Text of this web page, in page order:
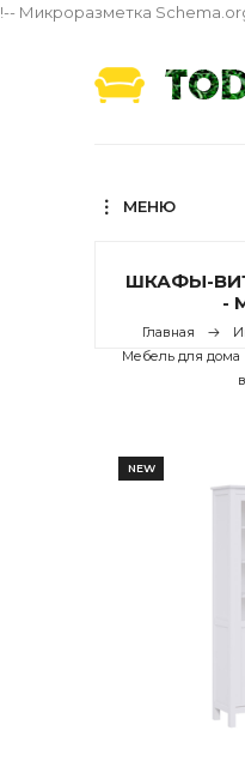
!-- Микроразметка
МЕНЮ
ШКАФЫ-
-
Главная
Мебель для дома
NEW